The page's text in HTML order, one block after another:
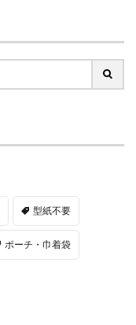
型紙不要
ポーチ・巾着袋